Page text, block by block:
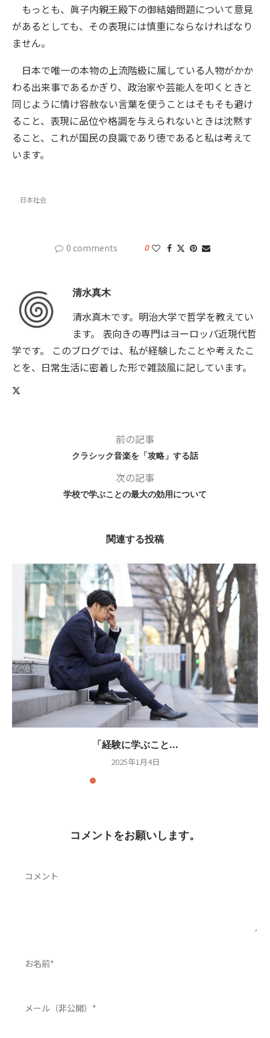
もっとも、眞子内親王殿下の御結婚問題について意見
があるとしても、その表現には慎重にならなければなり
ません。
日本で唯一の本物の上流階級に属している人物がかか
わる出来事であるかぎり、政治家や芸能人を叩くときと
同じように情け容赦ない言葉を使うことはそもそも避け
ること、表現に品位や格調を与えられないときは沈黙す
ること、これが国民の良識であり徳であると私は考えて
います。
日本社会
0 comments 0
清水真木
清水真木です。明治大学で哲学を教えてい
ます。 表向きの専門はヨーロッパ近現代哲
学です。 このブログでは、私が経験したことや考えたこ
とを、日常生活に密着した形で雑談風に記しています。
前の記事
クラシック音楽を「攻略」する話
次の記事
学校で学ぶことの最大の効用について
関連する投稿
「経験に学ぶこと...
2025年1月4日
コメントをお願いします。